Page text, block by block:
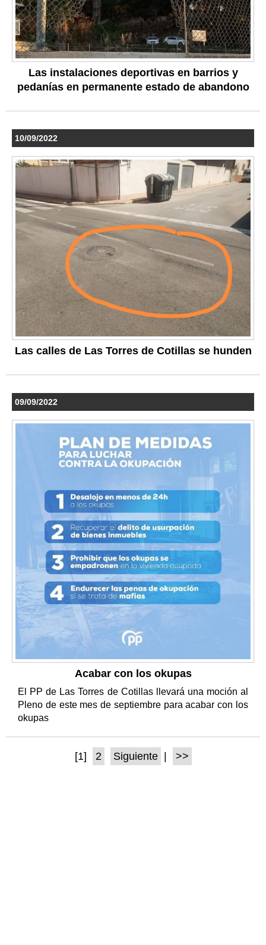
Las instalaciones deportivas en barrios y
pedanías en permanente estado de abandono
10/09/2022
Las calles de Las Torres de Cotillas se hunden
09/09/2022
Acabar con los okupas
El PP de Las Torres de Cotillas llevará una moción al
Pleno de este mes de septiembre para acabar con los
okupas
[1] 2 Siguiente | >>